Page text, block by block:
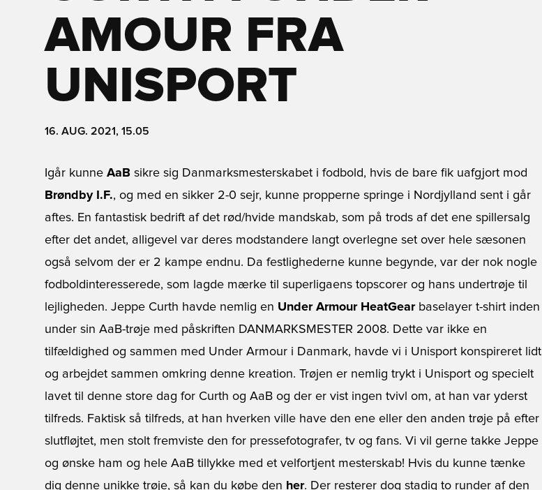
AMOUR FRA
UNISPORT
16. AUG. 2021, 15.05
Igår kunne AaB sikre sig Danmarksmesterskabet i fodbold, hvis de bare fik uafgjort mod
Brøndby I.F., og med en sikker 2-0 sejr, kunne propperne springe i Nordjylland sent i går
aftes. En fantastisk bedrift af det rød/hvide mandskab, som på trods af det ene spillersalg
efter det andet, alligevel var deres modstandere langt overlegne set over hele sæsonen 
også selvom der er 2 kampe endnu. Da festlighederne kunne begynde, var der nok nogle
fodboldinteresserede, som lagde mærke til superligaens topscorer og hans undertrøje til
lejligheden. Jeppe Curth havde nemlig en Under Armour HeatGearbaselayer t-shirt inden
under sin AaB-trøje med påskriften DANMARKSMESTER 2008. Dette var ikke en
tilfældighed og sammen med Under Armour i Danmark, havde vi i Unisport konspireret lidt
og arbejdet sammen omkring denne kreation. Trøjen er nemlig trykt i Unisport og specielt
lavet til denne store dag for Curth og AaB og der er vist ingen tvivl om, at han var yderst
tilfreds. Faktisk så tilfreds, at han hverken ville have den ene eller den anden trøje på efter
slutfløjtet, men stolt fremviste den for pressefotografer, tv og fans. Vi vil gerne takke Jeppe
og ønske ham og hele AaB tillykke med et velfortjent mesterskab! Hvis du kunne tænke
dig denne unikke trøje, så kan du købe den her. Der resterer dog stadig to runder af den